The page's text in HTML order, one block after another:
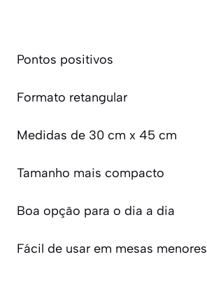
Pontos positivos
Formato retangular
Medidas de 30 cm x 45 cm
Tamanho mais compacto
Boa opção para o dia a dia
Fácil de usar em mesas menores